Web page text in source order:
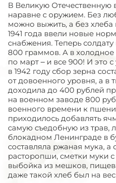
В Великую Отечественную
наравне с оружием. Без
можно выжить, а без хлеба
1941 года ввели новые
снабжения. Теперь солдату
800 граммов. А в холодное
по март – и все 900! И это с
в 1942 году сбор зерна
от довоенного уровня, а в
доходила до 400 рублей
на военном заводе 800
военного времени к
приходилось добавлять
самую съедобную из трав,
блокадном Ленинграде в
составляла ржаная мука,
расторопши, сметки муки
выбойка из мешков,
даже такой хлеб был на вес